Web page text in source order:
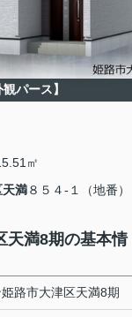
観パース】
㎡
天満８５４-１（地番）
天満8期の基本情
路市大津区天満8期